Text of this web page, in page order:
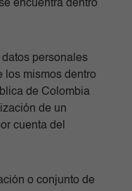
encuentra dentro
personales
los mismos dentro
de Colombia
de un
cuenta del
o conjunto de